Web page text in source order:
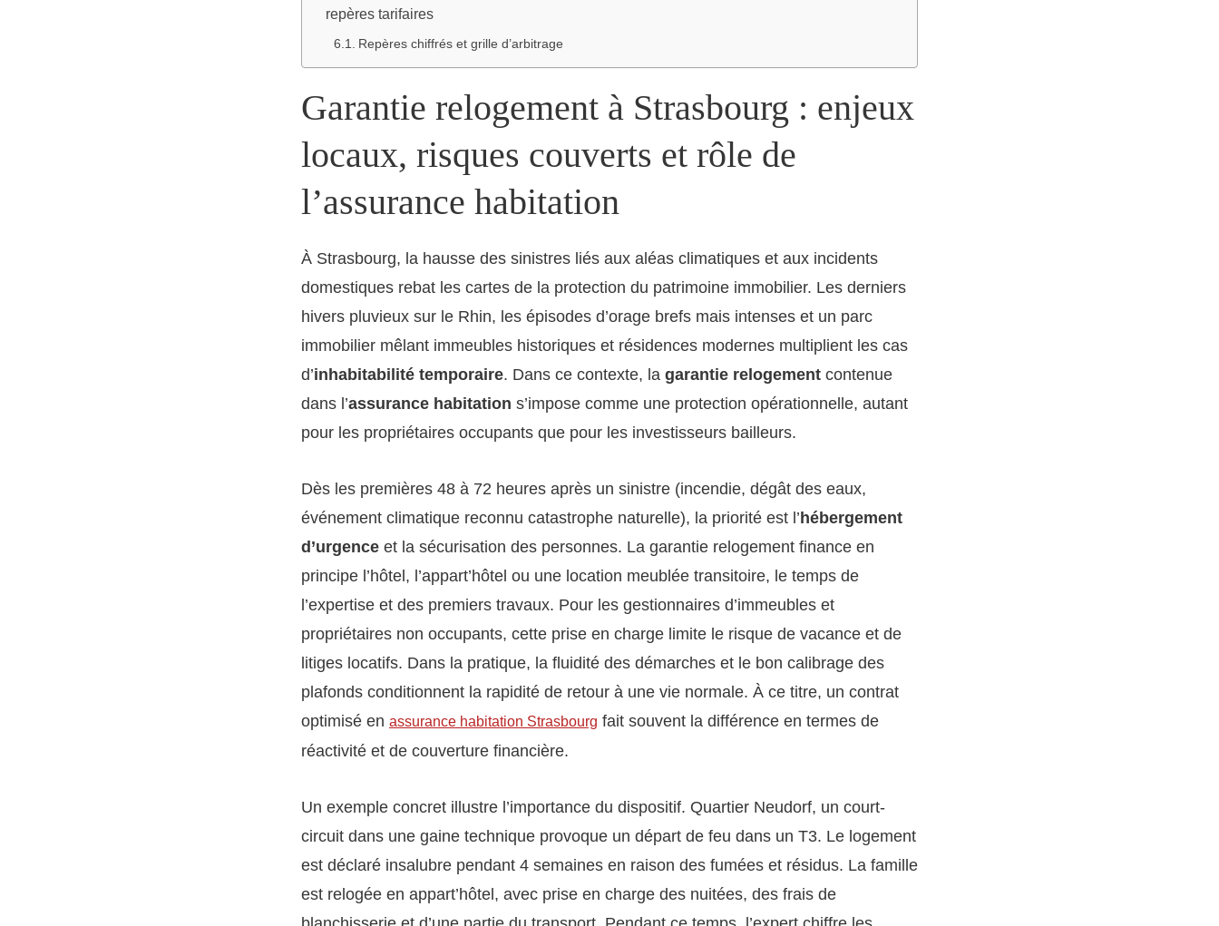
repères tarifaires
Repères chiffrés et grille d’arbitrage
Garantie relogement à Strasbourg : enjeux
locaux, risques couverts et rôle de
l’assurance habitation
À Strasbourg, la hausse des sinistres liés aux aléas climatiques et aux incidents
domestiques rebat les cartes de la protection du patrimoine immobilier. Les derniers
hivers pluvieux sur le Rhin, les épisodes d’orage brefs mais intenses et un parc
immobilier mêlant immeubles historiques et résidences modernes multiplient les cas
d’inhabitabilité temporaire. Dans ce contexte, la garantie relogement contenue
dans l’assurance habitation s’impose comme une protection opérationnelle, autant
pour les propriétaires occupants que pour les investisseurs bailleurs.
Dès les premières 48 à 72 heures après un sinistre (incendie, dégât des eaux,
événement climatique reconnu catastrophe naturelle), la priorité est l’hébergement
d’urgence et la sécurisation des personnes. La garantie relogement finance en
principe l’hôtel, l’appart’hôtel ou une location meublée transitoire, le temps de
l’expertise et des premiers travaux. Pour les gestionnaires d’immeubles et
propriétaires non occupants, cette prise en charge limite le risque de vacance et de
litiges locatifs. Dans la pratique, la fluidité des démarches et le bon calibrage des
plafonds conditionnent la rapidité de retour à une vie normale. À ce titre, un contrat
optimisé en assurance habitation Strasbourg fait souvent la différence en termes de
réactivité et de couverture financière.
Un exemple concret illustre l’importance du dispositif. Quartier Neudorf, un court-
circuit dans une gaine technique provoque un départ de feu dans un T3. Le logement
est déclaré insalubre pendant 4 semaines en raison des fumées et résidus. La famille
est relogée en appart’hôtel, avec prise en charge des nuitées, des frais de